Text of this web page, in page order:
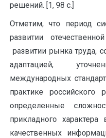
решений. [1, 98 с.]
Отметим, что период
развитии
развитии рынка труда,
адаптацией,
международных
практике российского
определенные
прикладного
качественных